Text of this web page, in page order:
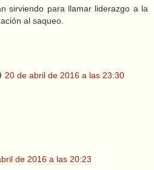
sirviendo para llamar liderazgo a la
al saqueo.
20 de abril de 2016 a las 23:30
de 2016 a las 20:23